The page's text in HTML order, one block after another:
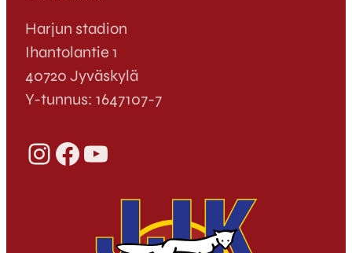
Harjun stadion
Ihantolantie 1
40720 Jyväskylä
Y-tunnus: 1647107-7
InstagramFacebook YouTube